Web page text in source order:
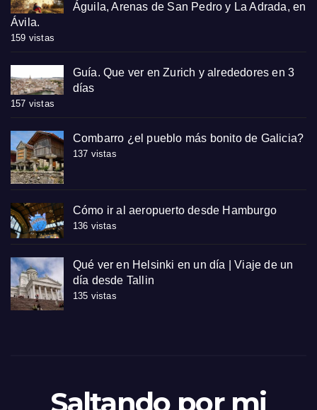
Águila, Arenas de San Pedro y La Adrada, en
Ávila.
159 vistas
Guía. Que ver en Zurich y alrededores en 3
días
157 vistas
Combarro ¿el pueblo más bonito de Galicia?
137 vistas
Cómo ir al aeropuerto desde Hamburgo
136 vistas
Qué ver en Helsinki en un día | Viaje de un
día desde Tallin
135 vistas
Saltando por mi